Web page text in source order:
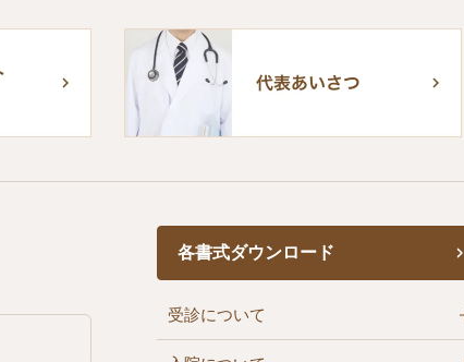
各書式ダウンロード
受診について